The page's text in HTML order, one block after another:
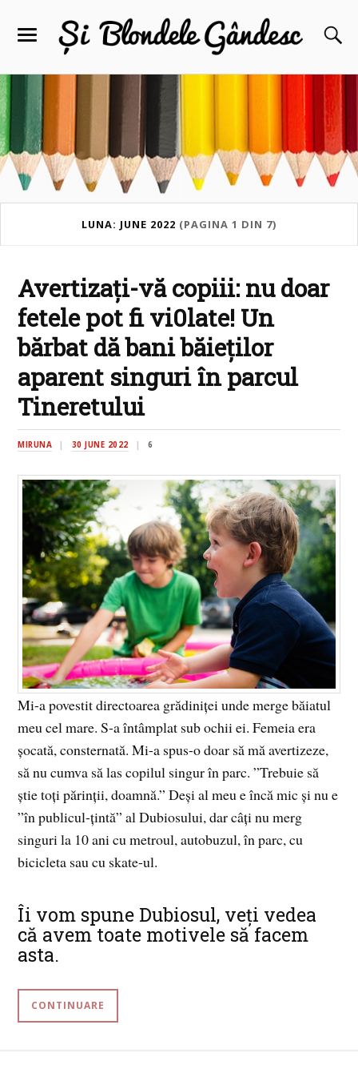
LUNA: JUNE 2022 (PAGINA 1 DIN 7)
Avertizați-vă copiii: nu doar
fetele pot fi vi0late! Un
bărbat dă bani băieților
aparent singuri în parcul
Tineretului
MIRUNA 30 JUNE 2022 6
Mi-a povestit directoarea grădiniței unde merge băiatul
meu cel mare. S-a întâmplat sub ochii ei. Femeia era
șocată, consternată. Mi-a spus-o doar să mă avertizeze,
să nu cumva să las copilul singur în parc. ”Trebuie să
știe toți părinții, doamnă.” Deși al meu e încă mic și nu e
”în publicul-țintă” al Dubiosului, dar câți nu merg
singuri la 10 ani cu metroul, autobuzul, în parc, cu
bicicleta sau cu skate-ul.
Îi vom spune Dubiosul, veți vedea
că avem toate motivele să facem
asta.
CONTINUARE